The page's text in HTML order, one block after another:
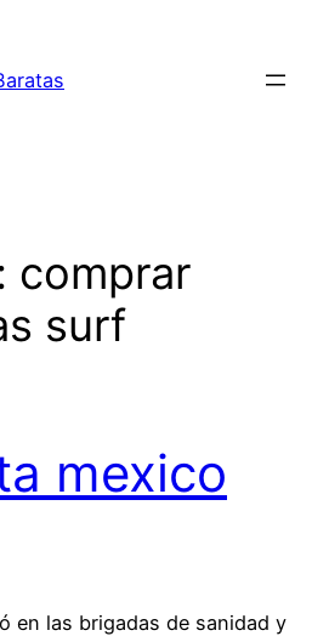
comprar
surf
mexico
en las brigadas de sanidad y